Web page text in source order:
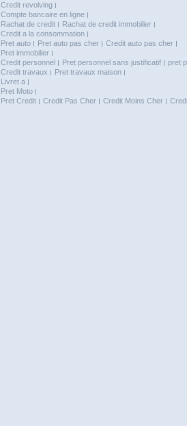
Credit revolving
Compte bancaire en ligne
Rachat de credit
Rachat de credit immobilier
Credit a la consommation
Pret auto Pret auto pas cher
Credit auto pas cher
Pret immobilier
Credit personnel Pret personnel sans justificatif
pret
Credit travaux
Pret travaux maison
Livret a
Pret Moto
Pret Credit Credit Pas Cher Credit Moins Cher